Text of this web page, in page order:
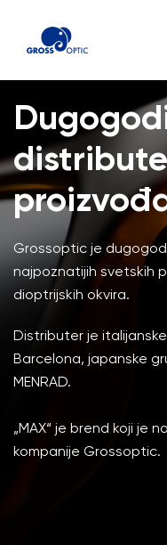
Grossoptic je
najpoznatijih svetskih
dioptrijskih okvira.
Distributer je italijanske
Barcelona, japanske
MENRAD.
„MAX“ je brend koji je
kompanije Grossoptic.